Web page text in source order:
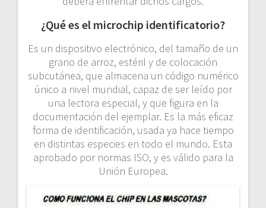
¿Qué es el microchip identificatorio?
Es un dispositivo electrónico, del tamaño de un
grano de arroz, estéril y de colocación
subcutánea, que almacena un código numérico
único a nivel mundial, capaz de ser leído por
una lectora especial, y que figura en la
documentación del ejemplar. Es la más eficaz
forma de identificación, usada ya hace tiempo
en distintas especies en todo el mundo. Esta
aprobado por normas ISO, y es válido para la
Unión Europea.